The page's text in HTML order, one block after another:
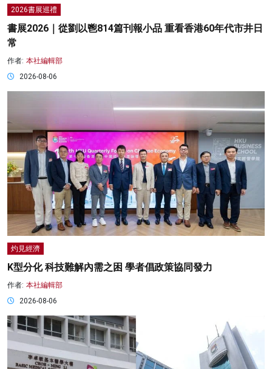
2026書展巡禮
書展2026｜從劉以鬯814篇刊報小品 重看香港60年代市井日
常
作者: 本社編輯部
2026-08-06
灼見經濟
K型分化 科技難解內需之困 學者倡政策協同發力
作者: 本社編輯部
2026-08-06